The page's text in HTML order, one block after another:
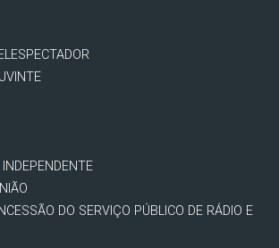
DO SERVIÇO PÚBLICO DE RÁDIO E